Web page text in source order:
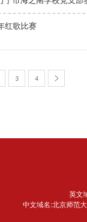
红歌比赛
3 4
英文
中文域名:北京师范